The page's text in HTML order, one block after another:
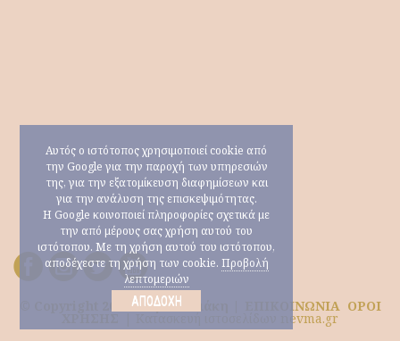
© Copyright 2026 Μαρία Ηλιάκη | ΕΠΙΚΟΙΝΩΝΙΑ ΟΡΟΙ
Κατασκευή ιστοσελίδων nevma.gr
Αυτός ο ιστότοπος χρησιμοποιεί cookie από
την Google για την παροχή των υπηρεσιών
της, για την εξατομίκευση διαφημίσεων και
για την ανάλυση της επισκεψιμότητας.
Η Google κοινοποιεί πληροφορίες σχετικά με
την από μέρους σας χρήση αυτού του
ιστότοπου. Με τη χρήση αυτού του ιστότοπου,
αποδέχεστε τη χρήση των cookie. Προβολή
λεπτομεριών
ΑΠΟΔΟΧΉ